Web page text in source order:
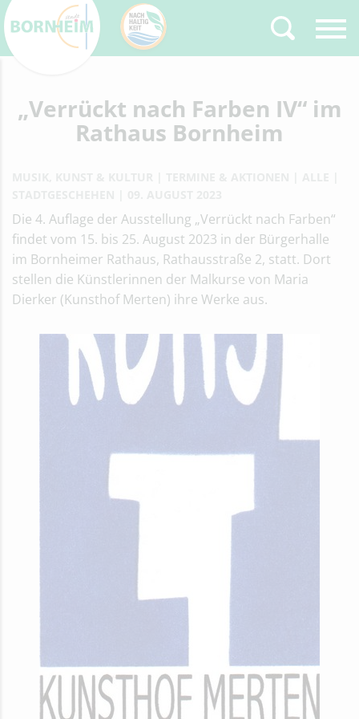
Zurück
Type 2 or more
characters for results.
„Verrückt nach Farben IV“ im
Rathaus Bornheim
Die 4. Auflage der Ausstellung „Verrückt nach Farben“
findet vom 15. bis 25. August 2023 in der Bürgerhalle
im Bornheimer Rathaus, Rathausstraße 2, statt. Dort
stellen die Künstlerinnen der Malkurse von Maria
Dierker (Kunsthof Merten) ihre Werke aus.